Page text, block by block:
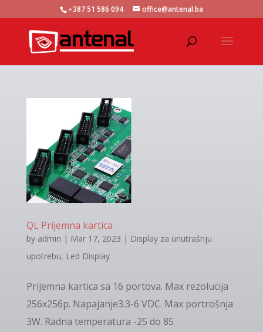
+387 51 586 094 office@antenal.ba
QL Prijemna kartica
by admin | Mar 17, 2023 | Display za unutrašnju
upotrebu, Led Display
Prijemna kartica sa 16 portova. Max rezolucija
256x256p. Napajanje3.3-6 VDC. Max portrošnja
3W. Radna temperatura -25 do 85